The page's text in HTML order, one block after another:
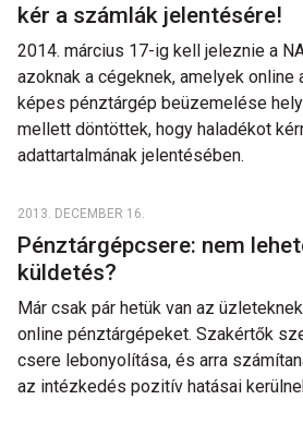
kér a számlák jelentésére!
2014. március 17-ig kell jeleznie a
azoknak a cégeknek, amelyek online
képes pénztárgép beüzemelése
mellett döntöttek, hogy haladékot
adattartalmának jelentésében.
2013. DECEMBER 16.
Pénztárgépcsere: nem
küldetés?
Már csak pár hetük van az
online pénztárgépeket. Szakértők
csere lebonyolítása, és arra
az intézkedés pozitív hatásai